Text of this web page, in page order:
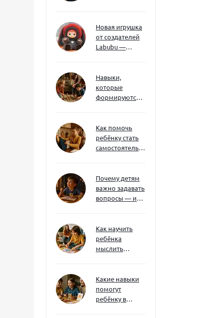
мышление и
внимание к
деталям
Новая игрушка
от создателей
Labubu —
Навыки,
которые
формируются
ребёнка
успешным
Как помочь
ребёнку стать
самостоятельным
Почему детям
важно задавать
вопросы — и
Как научить
ребёнка
мыслить
сложностей
Какие навыки
помогут
ребёнку в